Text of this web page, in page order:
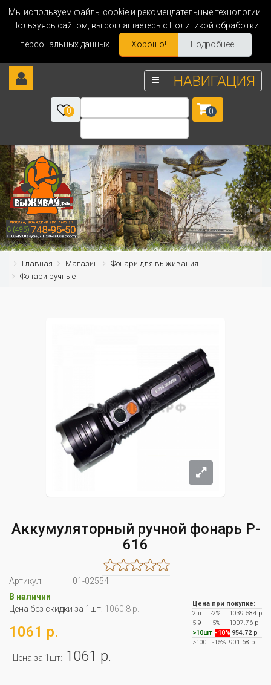
Мы используем файлы cookie и рекомендательные технологии.
Пользуясь сайтом, вы соглашаетесь с Политикой обработки
персональных данных.
Хорошо! Подробнее...
НАВИГАЦИЯ
0 0
Главная Магазин
Фонари для выживания
Фонари ручные
Аккумуляторный ручной фонарь P-
616
Артикул:
01-02554
В наличии
Цена без скидки за 1шт: 1060.8 р.
1061 р.
Цена за 1шт: 1061 р.
Цена при покупке:
2шт
-2%
1039.584 р
5-9
-5%
1007.76 р
>10шт -10% 954.72 р
>100
-15% 901.68 р